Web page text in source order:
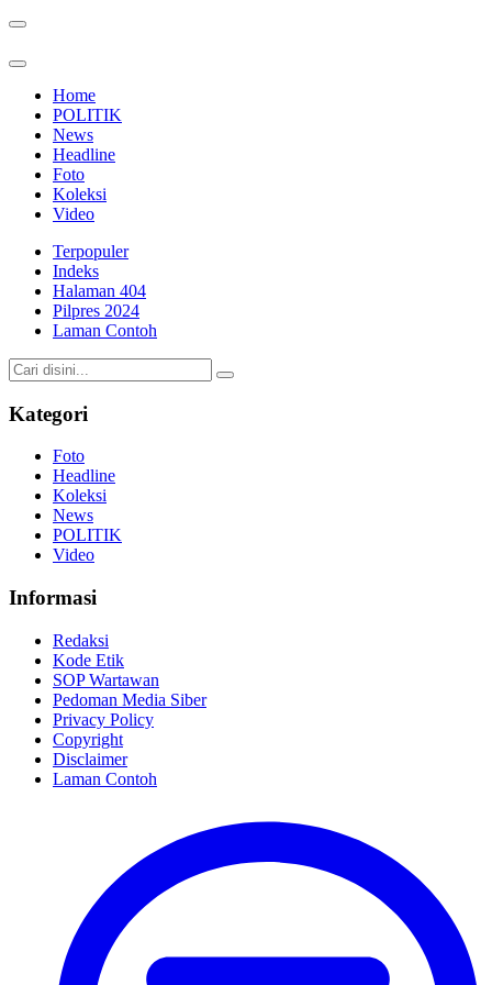
Home
POLITIK
News
Headline
Foto
Koleksi
Video
Terpopuler
Indeks
Halaman 404
Pilpres 2024
Laman Contoh
Kategori
Foto
Headline
Koleksi
News
POLITIK
Video
Informasi
Redaksi
Kode Etik
SOP Wartawan
Pedoman Media Siber
Privacy Policy
Copyright
Disclaimer
Laman Contoh